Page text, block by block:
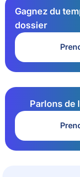
Gagnez du
dossier
Parlons de